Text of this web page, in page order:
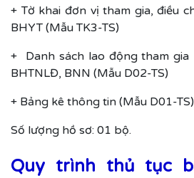
+ Tờ khai đơn vị tham gia, điều
BHYT (Mẫu TK3-TS)
+ Danh sách lao động tham gia
BHTNLĐ, BNN (Mẫu D02-TS)
+ Bảng kê thông tin (Mẫu D01-TS)
Số lượng hồ sơ: 01 bộ.
Quy trình thủ tục